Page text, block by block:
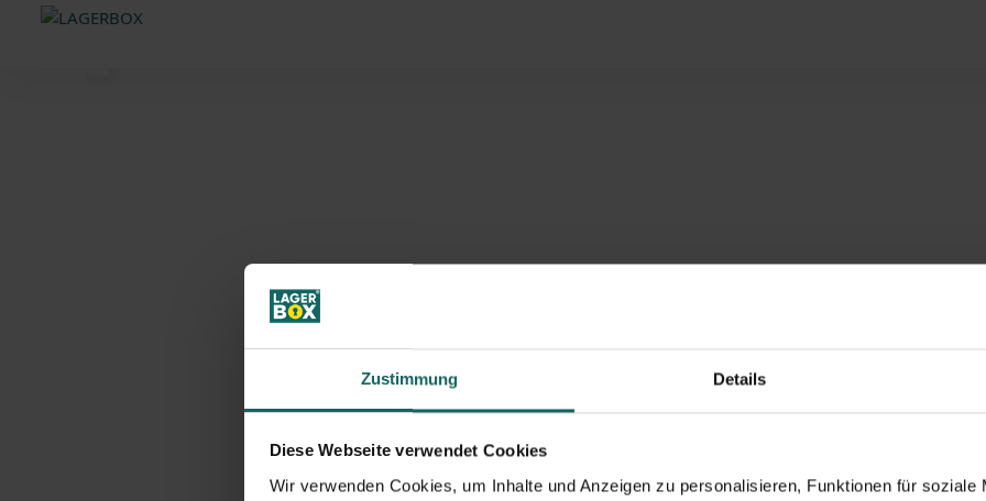
Zustimmung Details
Diese Webseite verwendet Cookies
Wir verwenden Cookies, um Inhalte und Anzeigen zu personalisieren, Funktionen für soziale
Lagerraum online buchen